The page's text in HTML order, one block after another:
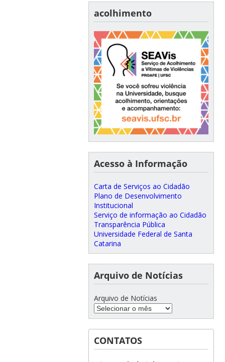
acolhimento
Acesso à Informação
Carta de Serviços ao Cidadão
Plano de Desenvolvimento
Institucional
Serviço de informação ao Cidadão
Transparência Pública
Universidade Federal de Santa
Catarina
Arquivo de Notícias
Arquivo de Notícias
CONTATOS